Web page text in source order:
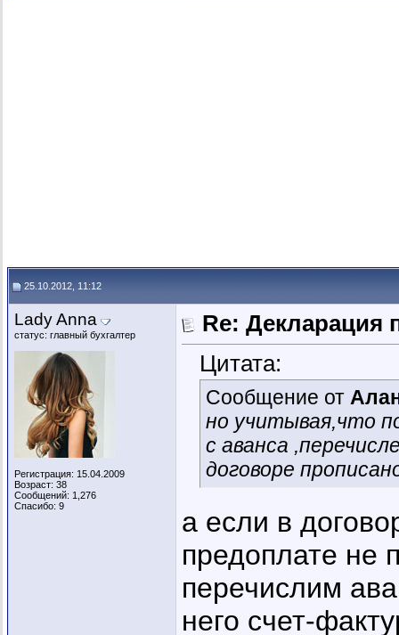
25.10.2012, 11:12
Lady Anna
статус: главный бухгалтер
Регистрация: 15.04.2009
Возраст: 38
Сообщений: 1,276
Спасибо: 9
Re:
Цитата:
Сообщение от
но учитывая,что
с аванса
договоре
а если в
предоплате не
перечислим
него счет-